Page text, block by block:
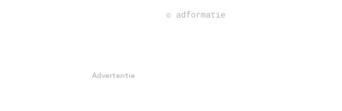
© adformatie
Advertentie